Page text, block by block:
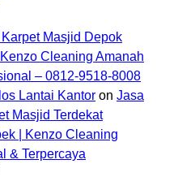
Masjid Depok
Cleaning Amanah
– 0812-9518-8008
Lantai Kantor on Jasa
Masjid Terdekat
| Kenzo Cleaning
& Terpercaya